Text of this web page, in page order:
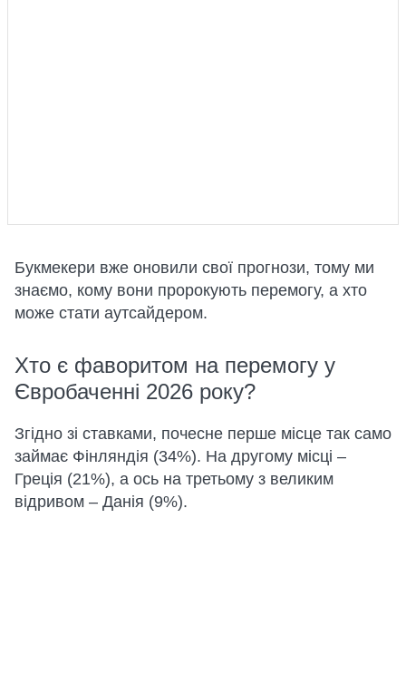
Букмекери вже оновили свої прогнози, тому ми
знаємо, кому вони пророкують перемогу, а хто
може стати аутсайдером.
Хто є фаворитом на перемогу у
Євробаченні 2026 року?
Згідно зі ставками, почесне перше місце так само
займає Фінляндія (34%). На другому місці –
Греція (21%), а ось на третьому з великим
відривом – Данія (9%).